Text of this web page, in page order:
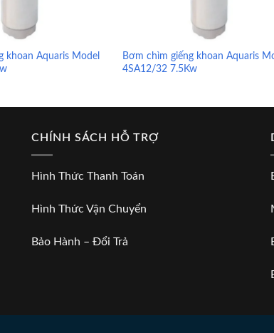
khoan Aquaris Model
Bơm chìm giếng khoan Aquaris
4SA12/32 7.5Kw
CHÍNH SÁCH HỖ TRỢ
Hình Thức Thanh Toán
Hình Thức Vận Chuyển
Bảo Hành – Đổi Trả